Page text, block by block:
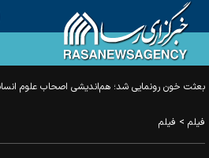
بعثت خون رونمایی شد؛ هم‌اندیشی اصحاب علوم
فیلم > فیلم